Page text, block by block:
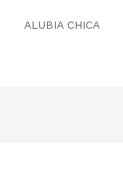
ALUBIA CHICA